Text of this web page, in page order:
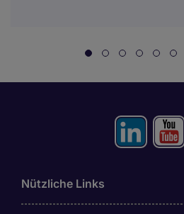
Nützliche Links